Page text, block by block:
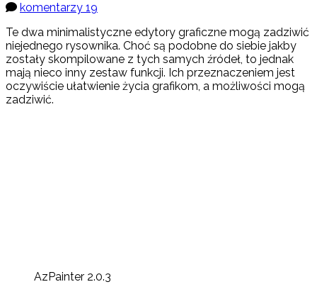
komentarzy 19
Te dwa minimalistyczne edytory graficzne mogą zadziwić
niejednego rysownika. Choć są podobne do siebie jakby
zostały skompilowane z tych samych źródeł, to jednak
mają nieco inny zestaw funkcji. Ich przeznaczeniem jest
oczywiście ułatwienie życia grafikom, a możliwości mogą
zadziwić.
AzPainter 2.0.3